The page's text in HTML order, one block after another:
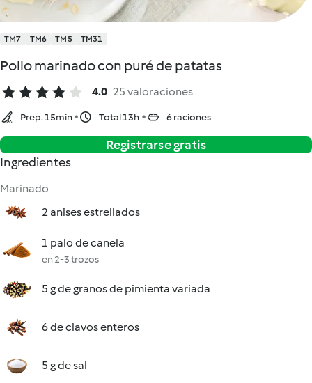
TM7 TM6 TM5 TM31
Pollo marinado con puré de patatas
4.0 25 valoraciones
Prep. 15min Total 13h 6 raciones
Registrarse gratis
Ingredientes
Marinado
2 anises estrellados
1 palo de canela
en 2-3 trozos
5 g de granos de pimienta variada
6 de clavos enteros
5 g de sal